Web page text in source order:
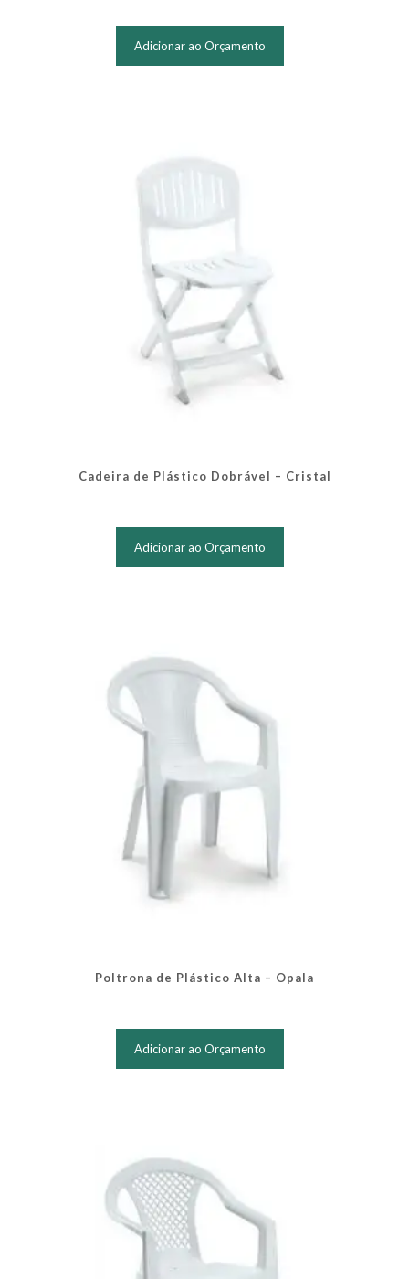
Adicionar ao Orçamento
Cadeira de Plástico Dobrável – Cristal
Adicionar ao Orçamento
Poltrona de Plástico Alta – Opala
Adicionar ao Orçamento